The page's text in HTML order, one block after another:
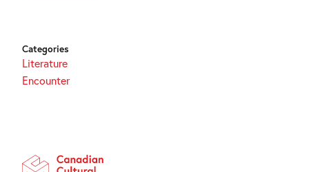
Categories
Literature
Encounter